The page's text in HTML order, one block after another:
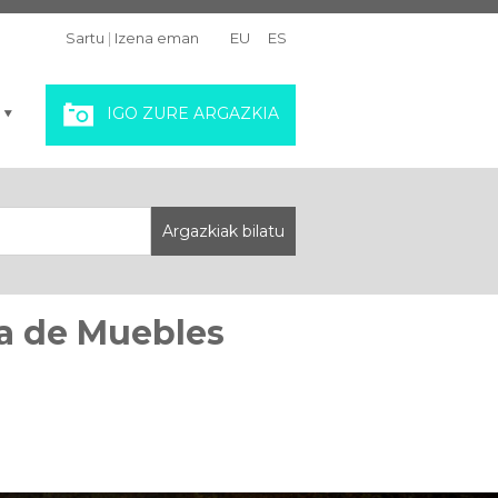
Sartu | Izena eman EU ES
IGO ZURE ARGAZKIA
de Muebles